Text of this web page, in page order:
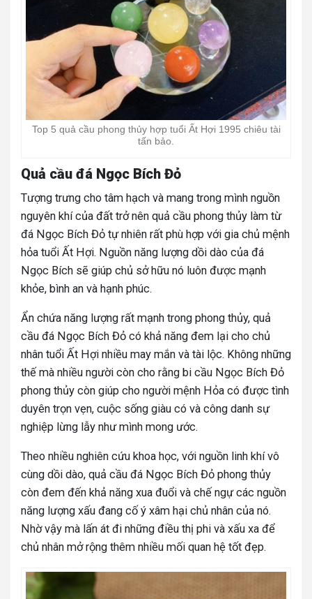
Top 5 quả cầu phong thủy hợp tuổi Ất Hợi 1995 chiêu tài
tấn bảo.
Quả cầu đá Ngọc Bích Đỏ
Tượng trưng cho tâm hạch và mang trong mình nguồn
nguyên khí của đất trở nên quả cầu phong thủy làm từ
đá Ngọc Bích Đỏ tự nhiên rất phù hợp với gia chủ mệnh
hỏa tuổi Ất Hợi. Nguồn năng lượng dồi dào của đá
Ngọc Bích sẽ giúp chủ sở hữu nó luôn được mạnh
khỏe, bình an và hạnh phúc.
Ẩn chứa năng lượng rất mạnh trong phong thủy, quả
cầu đá Ngọc Bích Đỏ có khả năng đem lại cho chủ
nhân tuổi Ất Hợi nhiều may mắn và tài lộc. Không những
thế mà nhiều người còn cho rằng bi cầu Ngọc Bích Đỏ
phong thủy còn giúp cho người mệnh Hỏa có được tình
duyên trọn vẹn, cuộc sống giàu có và công danh sự
nghiệp lừng lẫy như mình mong ước.
Theo nhiều nghiên cứu khoa học, với nguồn linh khí vô
cùng dồi dào, quả cầu đá Ngọc Bích Đỏ phong thủy
còn đem đến khả năng xua đuổi và chế ngự các nguồn
năng lượng xấu đang cố ý xâm hại chủ nhân của nó.
Nhờ vậy mà lấn át đi những điều thị phi và xấu xa để
chủ nhân mở rộng thêm nhiều mối quan hệ tốt đẹp.